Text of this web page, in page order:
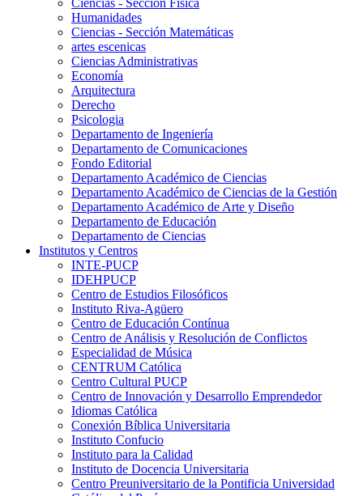
Ciencias - Sección Física
Humanidades
Ciencias - Sección Matemáticas
artes escenicas
Ciencias Administrativas
Economía
Arquitectura
Derecho
Psicologia
Departamento de Ingeniería
Departamento de Comunicaciones
Fondo Editorial
Departamento Académico de Ciencias
Departamento Académico de Ciencias de la Gestión
Departamento Académico de Arte y Diseño
Departamento de Educación
Departamento de Ciencias
Institutos y Centros
INTE-PUCP
IDEHPUCP
Centro de Estudios Filosóficos
Instituto Riva-Agüero
Centro de Educación Contínua
Centro de Análisis y Resolución de Conflictos
Especialidad de Música
CENTRUM Católica
Centro Cultural PUCP
Centro de Innovación y Desarrollo Emprendedor
Idiomas Católica
Conexión Bíblica Universitaria
Instituto Confucio
Instituto para la Calidad
Instituto de Docencia Universitaria
Centro Preuniversitario de la Pontificia Universidad